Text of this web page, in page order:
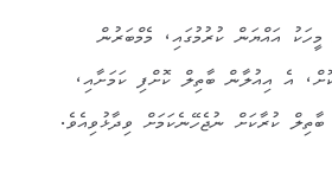
އައްޔަން ކުރުމުގައި، މެމްބަރުން
އެ އިއުލާން ބާތިލް ކޮށްފި ކަމަށާއި،
ކުރާކަށް ނުޖެހޭނެކަމަށް ވިދާޅުވިއެވެ.